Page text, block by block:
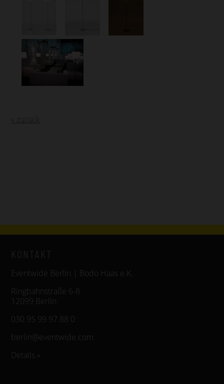
« zurück
Eventwide Berlin | Bodo Haas e.K.
Ringbahnstraße 6-8
12099 Berlin
030 95 99 97 88 0
berlin@eventwide.com
Details »